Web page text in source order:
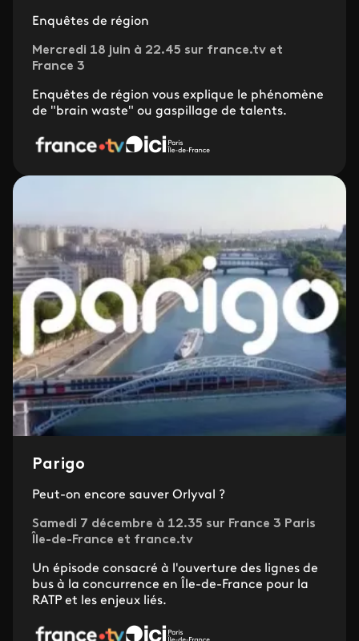
Enquêtes de région
Mercredi 18 juin à 22.45 sur france.tv et
France 3
Enquêtes de région vous explique le phénomène
de "brain waste" ou gaspillage de talents.
Parigo
Peut-on encore sauver Orlyval ?
Samedi 7 décembre à 12.35 sur France 3 Paris
Île-de-France et france.tv
Un épisode consacré à l'ouverture des lignes de
bus à la concurrence en Île-de-France pour la
RATP et les enjeux liés.